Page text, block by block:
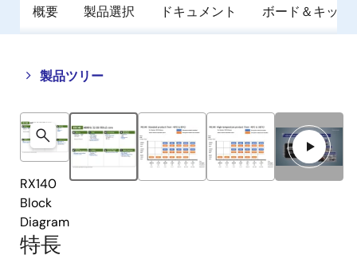
概要 製品選択 ドキュメント ボード＆キット
製品ツリー
Close
tree
menu
Open
tree
menu
特長
RX140
Block
Diagram